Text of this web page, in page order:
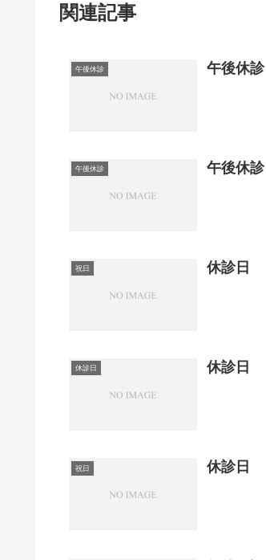
関連記事
午後休診 午後休診
午後休診 午後休診
祝日 休診日
休診日 休診日
祝日 休診日